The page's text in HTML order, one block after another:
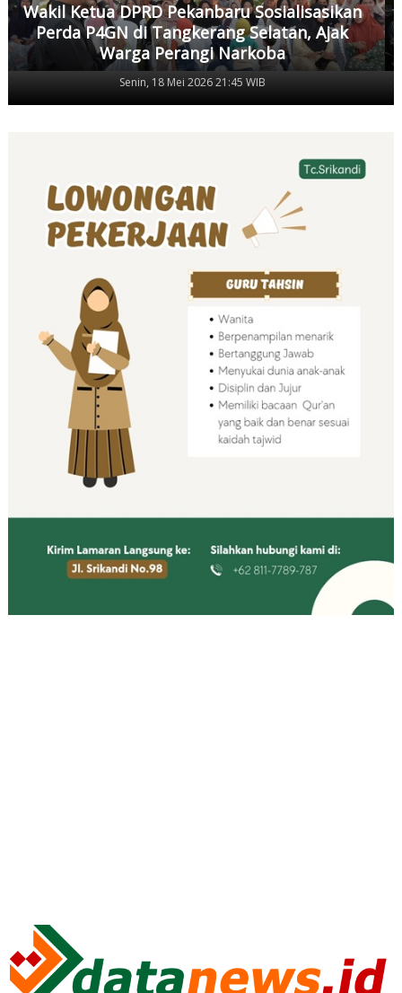
Wakil Ketua DPRD Pekanbaru Sosialisasikan
Perda P4GN di Tangkerang Selatan, Ajak
Warga Perangi Narkoba
Senin, 18 Mei 2026 21:45 WIB